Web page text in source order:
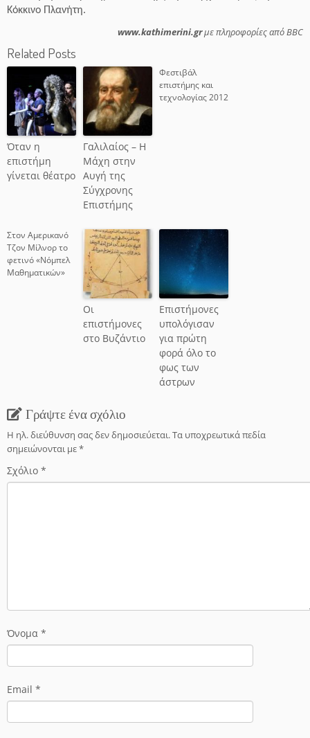
Κόκκινο Πλανήτη.
www.kathimerini.grμε πληροφορίες από BBC
Related Posts
Όταν η
επιστήμη
γίνεται θέατρο
Γαλιλαίος – Η
Μάχη στην
Αυγή της
Σύγχρονης
Επιστήμης
Φεστιβάλ
επιστήμης και
τεχνολογίας 2012
Στον Αμερικανό
Τζον Μίλνορ το
φετινό «Νόμπελ
Μαθηματικών»
Οι
επιστήμονες
στο Βυζάντιο
Επιστήμονες
υπολόγισαν
για πρώτη
φορά όλο το
φως των
άστρων
Γράψτε ένα σχόλιο
Η ηλ. διεύθυνση σας δεν δημοσιεύεται.Τα υποχρεωτικά πεδία
σημειώνονται με*
Σχόλιο *
Όνομα *
Email *